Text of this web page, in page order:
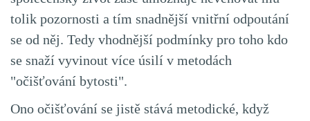
tolik pozornosti a tím snadnější vnitřní odpoutání
se od něj. Tedy vhodnější podmínky pro toho kdo
se snaží vyvinout více úsilí v metodách
"očišťování bytosti".
Ono očišťování se jistě stává metodické, když